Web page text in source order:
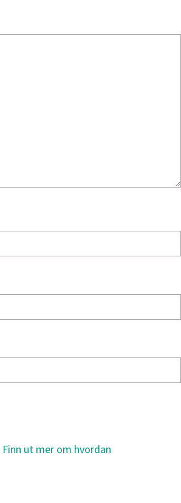
Finn ut mer om hvordan